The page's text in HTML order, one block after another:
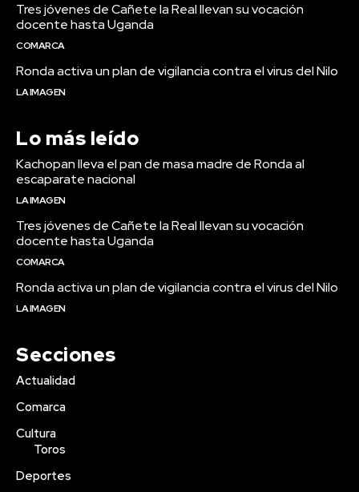
Tres jóvenes de Cañete la Real llevan su vocación
docente hasta Uganda
COMARCA
Ronda activa un plan de vigilancia contra el virus del Nilo
LA IMAGEN
Lo más leído
Kachopan lleva el pan de masa madre de Ronda al
escaparate nacional
LA IMAGEN
Tres jóvenes de Cañete la Real llevan su vocación
docente hasta Uganda
COMARCA
Ronda activa un plan de vigilancia contra el virus del Nilo
LA IMAGEN
Secciones
Actualidad
Comarca
Cultura
Toros
Deportes